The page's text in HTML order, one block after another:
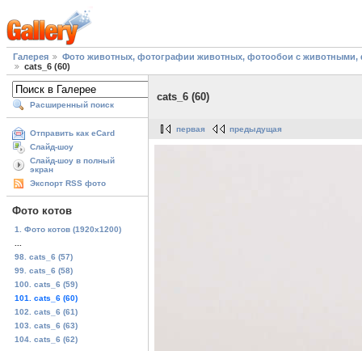
Галерея
Фото животных, фотографии животных, фотообои с
cats_6 (60)
Расширенный поиск
Отправить как eCard
Слайд-шоу
Слайд-шоу в полный
экран
Экспорт RSS фото
Фото котов
1. Фото котов (1920х1200)
98. cats_6 (57)
99. cats_6 (58)
100. cats_6 (59)
101. cats_6 (60)
102. cats_6 (61)
103. cats_6 (63)
104. cats_6 (62)
cats_6 (60)
первая предыдущая